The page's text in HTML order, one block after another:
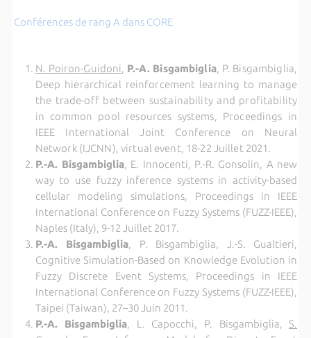
Conférences de rang A dans CORE
N. Poiron-Guidoni, P.-A. Bisgambiglia, P. Bisgambiglia,
Deep hierarchical reinforcement learning to manage
the trade-off between sustainability and profitability
in common pool resources systems, Proceedings in
IEEE International Joint Conference on Neural
Network (IJCNN), virtual event, 18-22 Juillet 2021.
P.-A. Bisgambiglia, E. Innocenti, P.-R. Gonsolin, A new
way to use fuzzy inference systems in activity-based
cellular modeling simulations, Proceedings in IEEE
International Conference on Fuzzy Systems (FUZZ-IEEE),
Naples (Italy), 9-12 Juillet 2017.
P.-A. Bisgambiglia, P. Bisgambiglia, J.-S. Gualtieri,
Cognitive Simulation-Based on Knowledge Evolution in
Fuzzy Discrete Event Systems, Proceedings in IEEE
International Conference on Fuzzy Systems (FUZZ-IEEE),
Taipei (Taiwan), 27–30 Juin 2011.
P.-A. Bisgambiglia, L. Capocchi, P. Bisgambiglia, S.